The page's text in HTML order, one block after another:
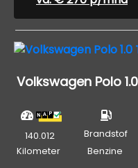
Volkswagen Polo
140.012
Kilometer
Brandstof
Benzine